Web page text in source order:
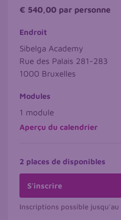
€ 540,00 par personne
Endroit
Sibelga Academy
Rue des Palais 281-283
1000 Bruxelles
Modules
1 module
Aperçu du calendrier
2 places de disponibles
S'inscrire
Inscriptions possible jusqu'au